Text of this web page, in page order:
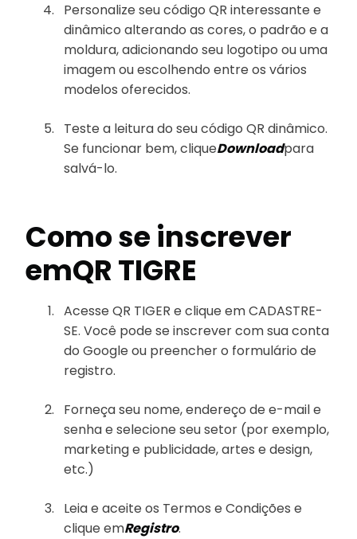
Personalize seu código QR interessante e
dinâmico alterando as cores, o padrão e a
moldura, adicionando seu logotipo ou uma
imagem ou escolhendo entre os vários
modelos oferecidos.
Teste a leitura do seu código QR dinâmico.
Se funcionar bem, cliqueDownloadpara
salvá-lo.
Como se inscrever
emQR TIGRE
Acesse QR TIGER e clique em CADASTRE-
SE. Você pode se inscrever com sua conta
do Google ou preencher o formulário de
registro.
Forneça seu nome, endereço de e-mail e
senha e selecione seu setor (por exemplo,
marketing e publicidade, artes e design,
etc.)
Leia e aceite os Termos e Condições e
clique emRegistro.